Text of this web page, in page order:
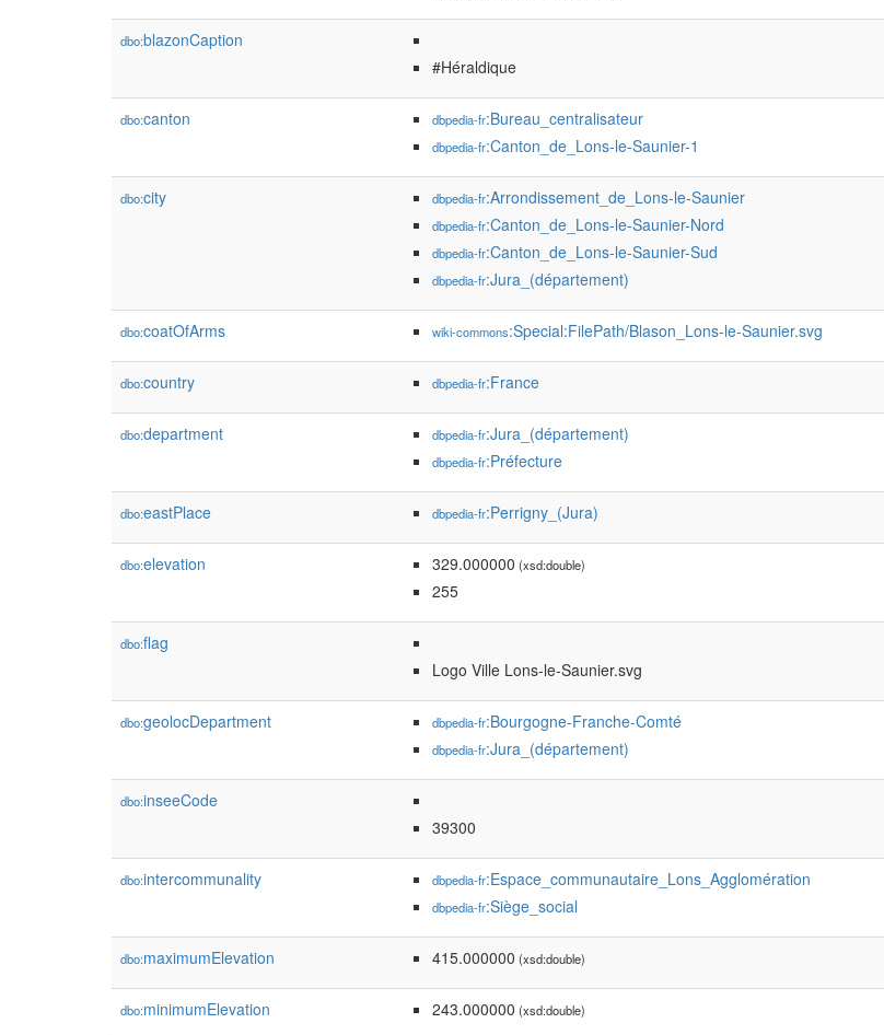
dbo:blazonCaption
#Héraldique
dbo:canton dbpedia-fr:Bureau_centralisateur
dbpedia-fr:Canton_de_Lons-le-Saunier-1
dbo:city dbpedia-fr:Arrondissement_de_Lons-le-Saunier
dbpedia-fr:Canton_de_Lons-le-Saunier-Nord
dbpedia-fr:Canton_de_Lons-le-Saunier-Sud
dbpedia-fr:Jura_(département)
dbo:coatOfArms wiki-commons:Special:FilePath/Blason_Lons-le-Saunier.svg
dbo:country dbpedia-fr:France
dbo:department dbpedia-fr:Jura_(département)
dbpedia-fr:Préfecture
dbo:eastPlace dbpedia-fr:Perrigny_(Jura)
dbo:elevation 329.000000 (xsd:double)
255
dbo:flag
Logo Ville Lons-le-Saunier.svg
dbo:geolocDepartment dbpedia-fr:Bourgogne-Franche-Comté
dbpedia-fr:Jura_(département)
dbo:inseeCode
39300
dbo:intercommunality dbpedia-fr:Espace_communautaire_Lons_Agglomération
dbpedia-fr:Siège_social
dbo:maximumElevation 415.000000 (xsd:double)
dbo:minimumElevation 243.000000 (xsd:double)